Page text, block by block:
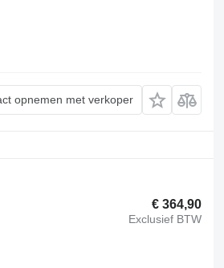
opnemen met verkoper
€ 364,90
Exclusief BTW